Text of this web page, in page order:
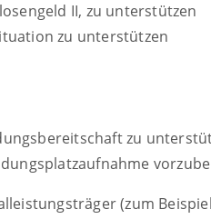
II, zu unterstützen
zu unterstützen
zu
(zum